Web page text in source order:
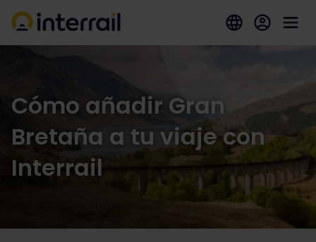
Cómo añadir Gran
Bretaña a tu viaje con
Interrail